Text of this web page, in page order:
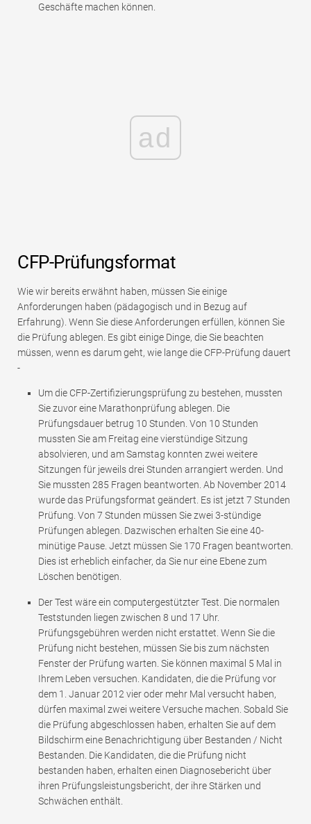
Geschäfte machen können.
ad
CFP-Prüfungsformat
Wie wir bereits erwähnt haben, müssen Sie einige
Anforderungen haben (pädagogisch und in Bezug auf
Erfahrung). Wenn Sie diese Anforderungen erfüllen, können Sie
die Prüfung ablegen. Es gibt einige Dinge, die Sie beachten
müssen, wenn es darum geht, wie lange die CFP-Prüfung dauert
-
Um die CFP-Zertifizierungsprüfung zu bestehen, mussten
Sie zuvor eine Marathonprüfung ablegen. Die
Prüfungsdauer betrug 10 Stunden. Von 10 Stunden
mussten Sie am Freitag eine vierstündige Sitzung
absolvieren, und am Samstag konnten zwei weitere
Sitzungen für jeweils drei Stunden arrangiert werden. Und
Sie mussten 285 Fragen beantworten. Ab November 2014
wurde das Prüfungsformat geändert. Es ist jetzt 7 Stunden
Prüfung. Von 7 Stunden müssen Sie zwei 3-stündige
Prüfungen ablegen. Dazwischen erhalten Sie eine 40-
minütige Pause. Jetzt müssen Sie 170 Fragen beantworten.
Dies ist erheblich einfacher, da Sie nur eine Ebene zum
Löschen benötigen.
Der Test wäre ein computergestützter Test. Die normalen
Teststunden liegen zwischen 8 und 17 Uhr.
Prüfungsgebühren werden nicht erstattet. Wenn Sie die
Prüfung nicht bestehen, müssen Sie bis zum nächsten
Fenster der Prüfung warten. Sie können maximal 5 Mal in
Ihrem Leben versuchen. Kandidaten, die die Prüfung vor
dem 1. Januar 2012 vier oder mehr Mal versucht haben,
dürfen maximal zwei weitere Versuche machen. Sobald Sie
die Prüfung abgeschlossen haben, erhalten Sie auf dem
Bildschirm eine Benachrichtigung über Bestanden / Nicht
Bestanden. Die Kandidaten, die die Prüfung nicht
bestanden haben, erhalten einen Diagnosebericht über
ihren Prüfungsleistungsbericht, der ihre Stärken und
Schwächen enthält.